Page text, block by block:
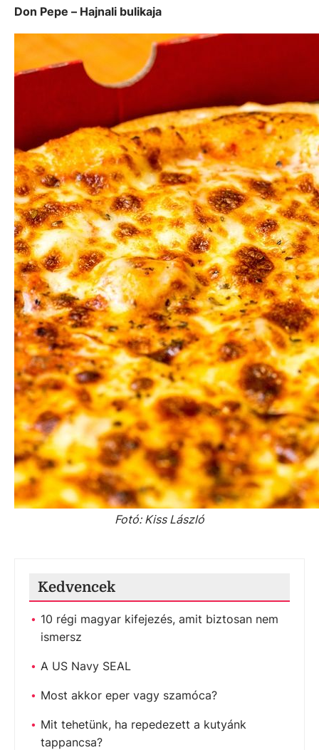
Don Pepe – Hajnali bulikaja
Fotó: Kiss László
Kedvencek
10 régi magyar kifejezés, amit biztosan nem
ismersz
A US Navy SEAL
Most akkor eper vagy szamóca?
Mit tehetünk, ha repedezett a kutyánk
tappancsa?